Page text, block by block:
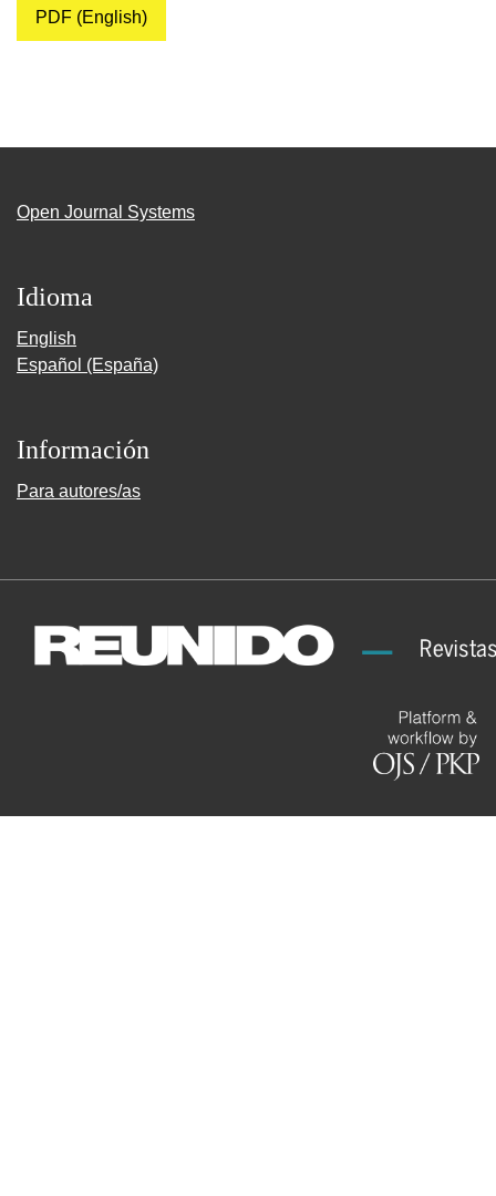
PDF (English)
Open Journal Systems
Idioma
English
Español (España)
Información
Para autores/as